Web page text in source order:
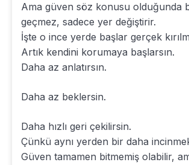
Ama güven söz konusu olduğunda
geçmez, sadece yer değiştirir.
İşte o ince yerde başlar gerçek
Artık kendini korumaya başlarsın.
Daha az anlatırsın.
Daha az beklersin.
Daha hızlı geri çekilirsin.
Çünkü aynı yerden bir daha
Güven tamamen bitmemiş olabilir,